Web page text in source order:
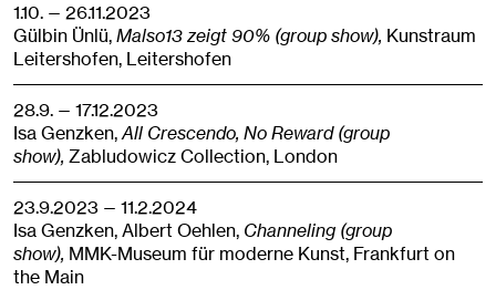
1.10. — 26.11.2023
Gülbin Ünlü,Malso13 zeigt 90% (group show), Kunstraum
Leitershofen, Leitershofen
28.9. — 17.12.2023
Isa Genzken,All Crescendo, No Reward (group
show), Zabludowicz Collection, London
23.9.2023 — 11.2.2024
Isa Genzken, Albert Oehlen, Channeling (group
show), MMK-Museum für moderne Kunst, Frankfurt on
the Main